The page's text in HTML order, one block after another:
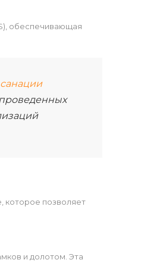
обеспечивающая
которое позволяет
и долотом. Эта